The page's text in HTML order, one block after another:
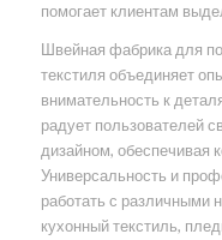
помогает клиентам
Швейная фабрика для
текстиля объединяет
внимательность к
радует пользователей
дизайном, обеспечивая
Универсальность и
работать с различными
кухонный текстиль,